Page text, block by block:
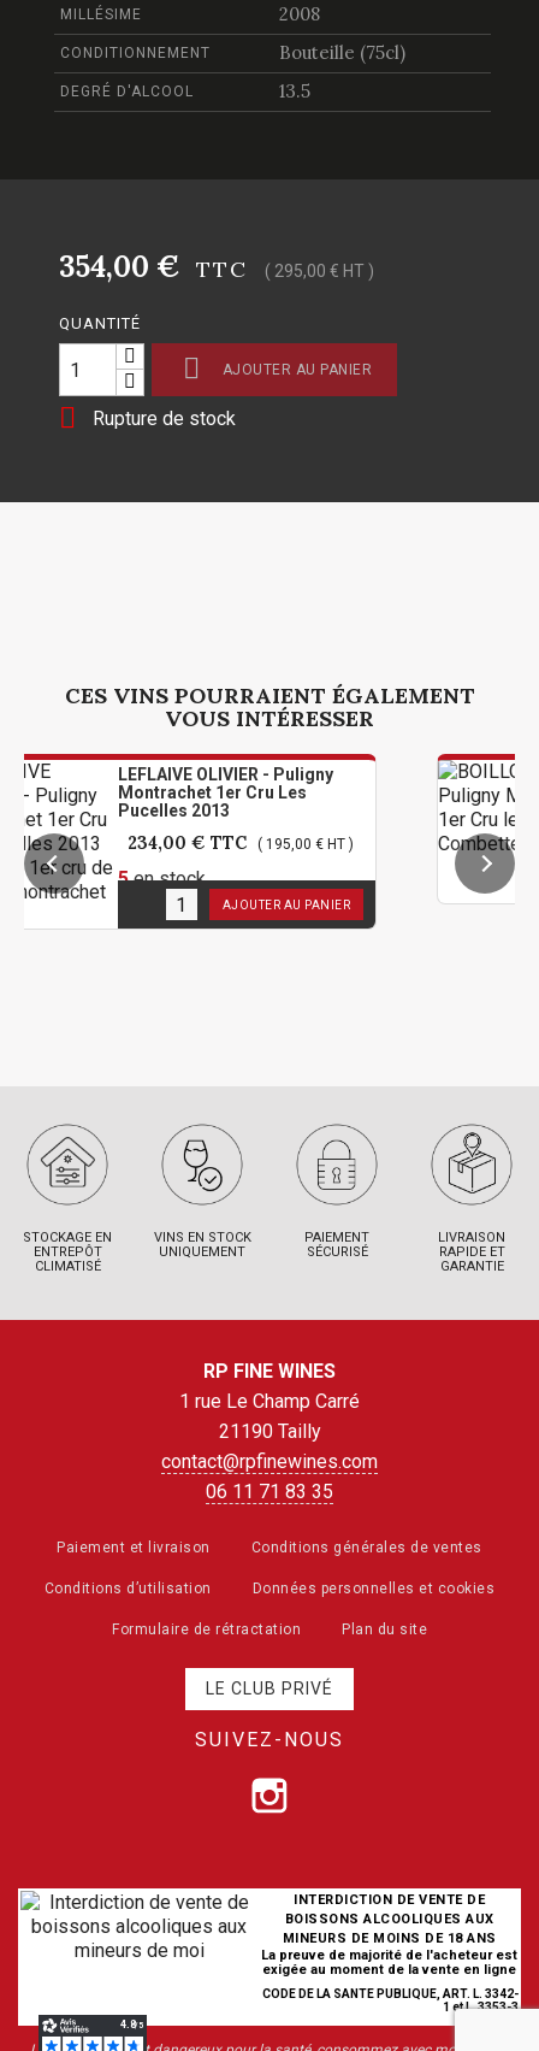
MILLÉSIME 2008
CONDITIONNEMENT Bouteille (75cl)
DEGRÉ D'ALCOOL 13.5
354,00 € TTC ( 295,00 € HT )
QUANTITÉ
 AJOUTER AU PANIER
 Rupture de stock
CES VINS POURRAIENT ÉGALEMENT
VOUS INTÉRESSER
OLIVIER - Puligny
1er Cru Les
2013
€ TTC ( 195,00 € HT )
stock
AJOUTER AU PANIER
5en
STOCKAGE EN
ENTREPÔT
CLIMATISÉ
VINS EN STOCK
UNIQUEMENT
PAIEMENT
SÉCURISÉ
LIVRAISON
RAPIDE ET
GARANTIE
RP FINE WINES
1 rue Le Champ Carré
21190 Tailly
contact@rpfinewines.com
06 11 71 83 35
Paiement et livraison Conditions générales de ventes
Conditions d’utilisation Données personnelles et cookies
Formulaire de rétractation Plan du site
LE CLUB PRIVÉ
SUIVEZ-NOUS
INTERDICTION DE VENTE DE
BOISSONS ALCOOLIQUES AUX
MINEURS DE MOINS DE 18 ANS
La preuve de majorité de l'acheteur est
exigée au moment de la vente en ligne
CODE DE LA SANTE PUBLIQUE, ART. L. 3342-
1 et L. 3353-3